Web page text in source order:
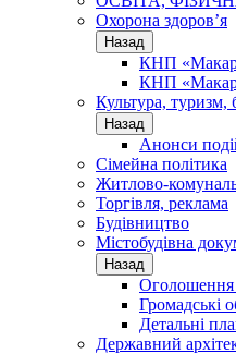
Охорона здоров’я
Назад
КНП
КНП
Культура, туризм,
Назад
Анонси
Сімейна політика
Житлово-
Торгівля, реклама
Будівництво
Містобудівна
Назад
Оголошення
Громадські
Детальні
Державний